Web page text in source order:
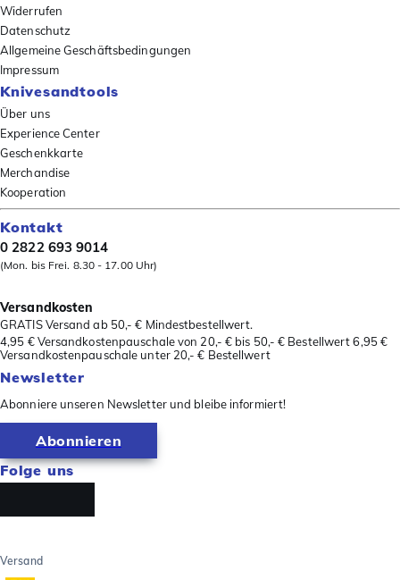
Widerrufen
Datenschutz
Allgemeine Geschäftsbedingungen
Impressum
Knivesandtools
Über uns
Experience Center
Geschenkkarte
Merchandise
Kooperation
Kontakt
0 2822 693 9014
(Mon. bis Frei. 8.30 - 17.00 Uhr)
Versandkosten
GRATIS Versand ab 50,- € Mindestbestellwert.
4,95 € Versandkostenpauschale von 20,- € bis 50,- € Bestellwert 6,95 €
Versandkostenpauschale unter 20,- € Bestellwert
Newsletter
Abonniere unseren Newsletter und bleibe informiert!
Abonnieren
Folge uns
Versand